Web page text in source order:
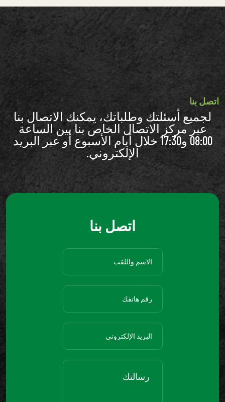
اتصل بنا
لجميع أسئلتك وطلباتك، يمكنك الاتصال بنا
عبر مركز الاتصال الخاص بنا بين الساعة
08:00 و17:30 خلال أيام الأسبوع أو عبر البريد
الإلكتروني.
اتصل بنا